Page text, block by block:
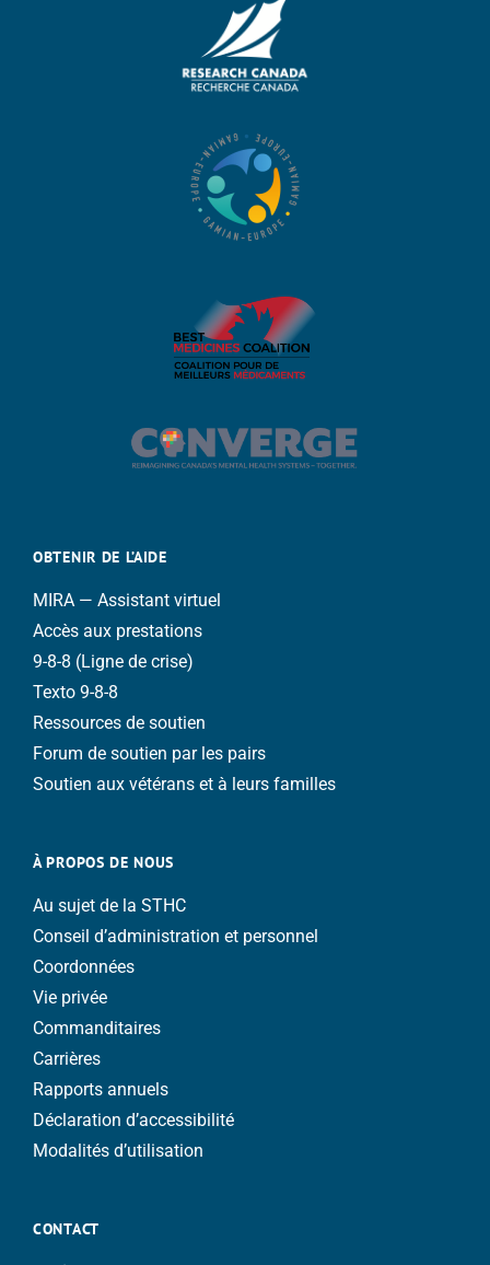
OBTENIR DE L’AIDE
MIRA — Assistant virtuel
Accès aux prestations
9-8-8 (Ligne de crise)
Texto 9-8-8
Ressources de soutien
Forum de soutien par les pairs
Soutien aux vétérans et à leurs familles
À PROPOS DE NOUS
Au sujet de la STHC
Conseil d’administration et personnel
Coordonnées
Vie privée
Commanditaires
Carrières
Rapports annuels
Déclaration d’accessibilité
Modalités d’utilisation
CONTACT